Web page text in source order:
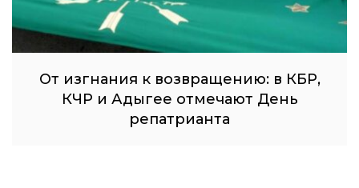
От изгнания к возвращению: в КБР,
КЧР и Адыгее отмечают День
репатрианта